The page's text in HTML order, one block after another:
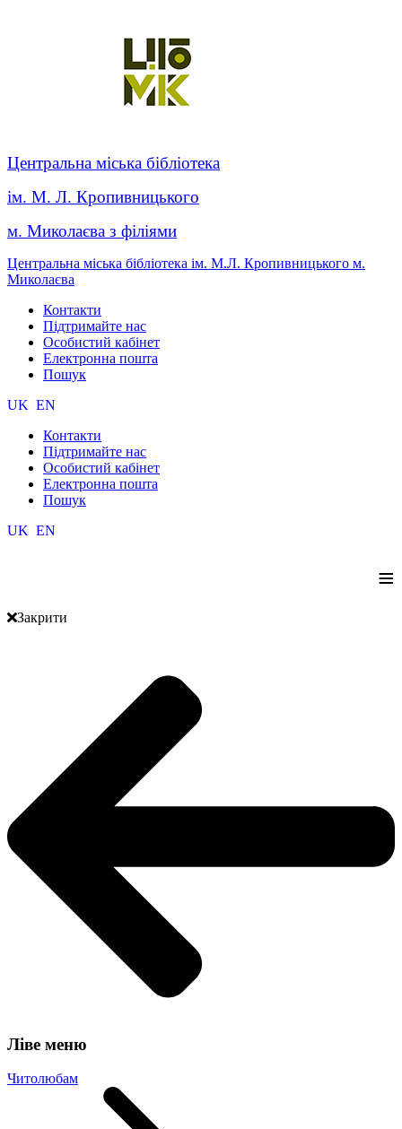
Центральна міська бібліотека
ім. М. Л. Кропивницького
м. Миколаєва з філіями
Центральна міська бібліотека ім. М.Л. Кропивницького м.
Миколаєва
Контакти
Підтримайте нас
Особистий кабінет
Електронна пошта
Пошук
UK EN
Контакти
Підтримайте нас
Особистий кабінет
Електронна пошта
Пошук
UK EN
≡
Закрити
Ліве меню
Читолюбам